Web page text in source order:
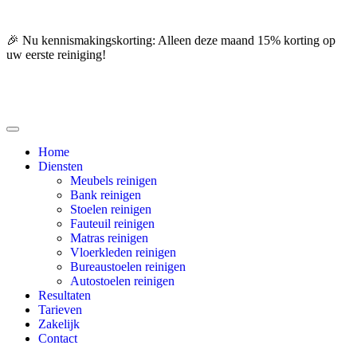
🎉 Nu kennismakingskorting: Alleen deze maand 15% korting op
uw eerste reiniging!
Home
Diensten
Meubels reinigen
Bank reinigen
Stoelen reinigen
Fauteuil reinigen
Matras reinigen
Vloerkleden reinigen
Bureaustoelen reinigen
Autostoelen reinigen
Resultaten
Tarieven
Zakelijk
Contact